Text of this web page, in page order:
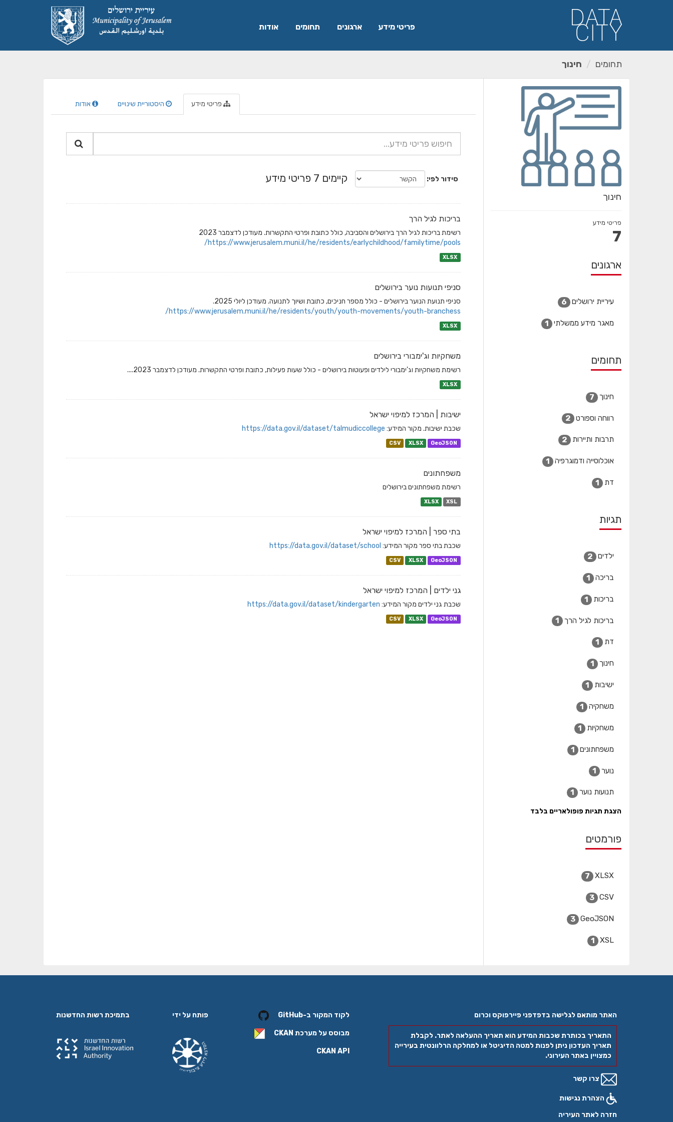
פריטי מידע ארגונים תחומים אודות
תחומים חינוך
חינוך
פריטי מידע
7
ארגונים
עיריית ירושלים 6
מאגר מידע ממשלתי 1
תחומים
חינוך 7
רווחה וספורט 2
תרבות ותיירות 2
אוכלוסייה ודמוגרפיה 1
דת 1
תגיות
ילדים 2
בריכה 1
בריכות 1
בריכות לגיל הרך 1
דת 1
חינוך 1
ישיבות 1
משחקיה 1
משחקיות 1
משפחתונים 1
נוער 1
תנועות נוער 1
הצגת תגיות פופולאריים בלבד
פורמטים
XLSX
7
CSV
3
GeoJSON
3
XSL
1
פריטי מידע היסטוריית שינויים אודות
סידור לפי קיימים 7 פריטי מידע
בריכות לגיל הרך
רשימת בריכות לגיל הרך בירושלים והסביבה, כולל כתובת ופרטי התקשרות. מעודכן לדצמבר 2023
https://www.jerusalem.muni.il/he/residents/earlychildhood/familytime/pools/
XLSX
סניפי תנועות נוער בירושלים
סניפי תנועת הנוער בירושלים - כולל מספר חניכים, כתובת ושיוך לתנועה. מעודכן ליולי 2025.
https://www.jerusalem.muni.il/he/residents/youth/youth-movements/youth-branchess/
XLSX
משחקיות וג'ימבורי בירושלים
רשימת משחקיות וג'ימבורי לילדים ופעוטות בירושלים - כולל שעות פעילות, כתובת ופרטי התקשרות. מעודכן לדצמבר 2023....
XLSX
ישיבות | המרכז למיפוי ישראל
שכבת ישיבות. מקור המידע: https://data.gov.il/dataset/talmudiccollege
CSV XLSX GeoJSON
משפחתונים
רשימת משפחתונים בירושלים
XLSX XSL
בתי ספר | המרכז למיפוי ישראל
שכבת בתי ספר מקור המידע: https://data.gov.il/dataset/school
CSV XLSX GeoJSON
גני ילדים | המרכז למיפוי ישראל
שכבת גני ילדים מקור המידע: https://data.gov.il/dataset/kindergarten
CSV XLSX GeoJSON
האתר מותאם לגלישה בדפדפני פיירפוקס וכרום
התאריך בכותרת שכבות המידע הוא תאריך ההעלאה לאתר. לקבלת
תאריך העדכון ניתן לפנות למטה הדיגיטל או למחלקה הרלוונטית בעירייה
כמצויין באתר העירוני.
צרו קשר
הצהרת נגישות
חזרה לאתר העיריה
לקוד המקור ב-GitHub
מבוסס על מערכת CKAN
CKAN API
פותח על ידי בתמיכת רשות החדשנות